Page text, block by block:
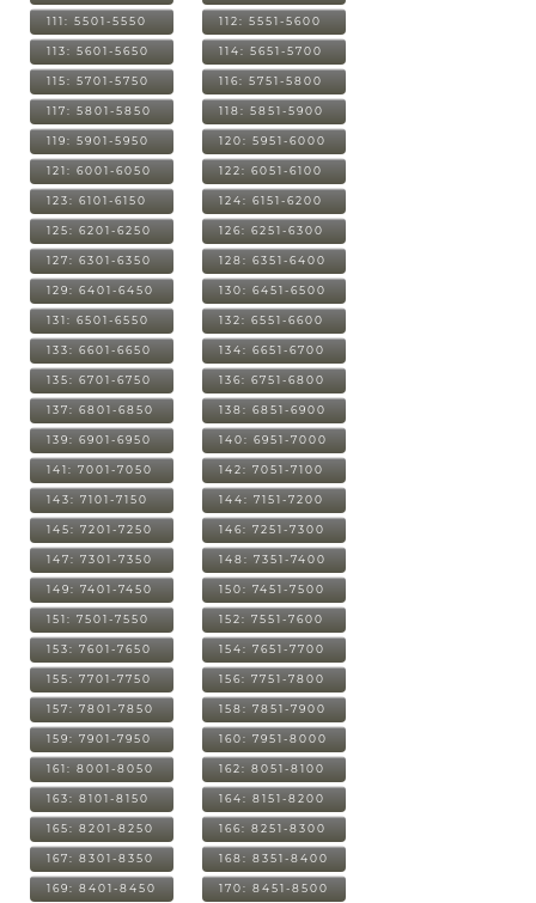
111: 5501-5550 112: 5551-5600
113: 5601-5650 114: 5651-5700
115: 5701-5750 116: 5751-5800
117: 5801-5850 118: 5851-5900
119: 5901-5950 120: 5951-6000
121: 6001-6050 122: 6051-6100
123: 6101-6150 124: 6151-6200
125: 6201-6250 126: 6251-6300
127: 6301-6350 128: 6351-6400
129: 6401-6450 130: 6451-6500
131: 6501-6550 132: 6551-6600
133: 6601-6650 134: 6651-6700
135: 6701-6750 136: 6751-6800
137: 6801-6850 138: 6851-6900
139: 6901-6950 140: 6951-7000
141: 7001-7050 142: 7051-7100
143: 7101-7150 144: 7151-7200
145: 7201-7250 146: 7251-7300
147: 7301-7350 148: 7351-7400
149: 7401-7450 150: 7451-7500
151: 7501-7550 152: 7551-7600
153: 7601-7650 154: 7651-7700
155: 7701-7750 156: 7751-7800
157: 7801-7850 158: 7851-7900
159: 7901-7950 160: 7951-8000
161: 8001-8050 162: 8051-8100
163: 8101-8150 164: 8151-8200
165: 8201-8250 166: 8251-8300
167: 8301-8350 168: 8351-8400
169: 8401-8450 170: 8451-8500